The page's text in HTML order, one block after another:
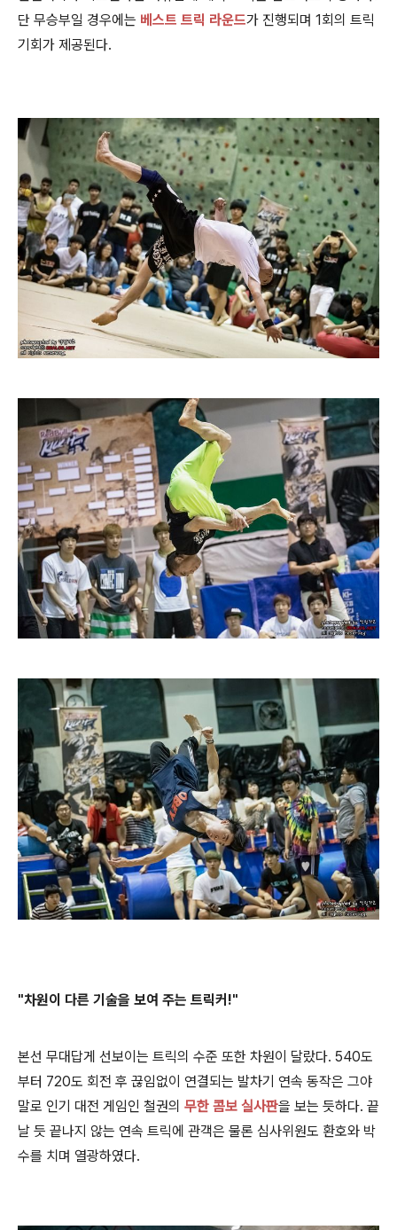
단 무승부일 경우에는 베스트 트릭 라운드가 진행되며 1회의 트릭
기회가 제공된다.
"차원이 다른 기술을 보여 주는 트릭커!"
본선 무대답게 선보이는 트릭의 수준 또한 차원이 달랐다. 540도
부터 720도 회전 후 끊임없이 연결되는 발차기 연속 동작은 그야
말로 인기 대전 게임인 철권의 무한 콤보 실사판을 보는 듯하다. 끝
날 듯 끝나지 않는 연속 트릭에 관객은 물론 심사위원도 환호와 박
수를 치며 열광하였다.